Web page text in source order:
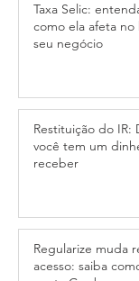
Taxa Selic:
como ela afeta no
seu negócio
Restituição do IR:
você tem um
receber
Regularize muda
acesso: saiba